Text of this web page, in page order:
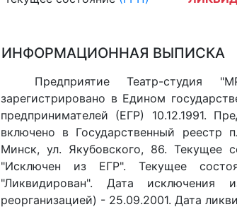
ИНФОРМАЦИОННАЯ ВЫПИСКА
Предприятие Театр-студия
зарегистрировано в Едином
предпринимателей (ЕГР) 10.12.1991.
включено в Государственный реестр
Минск, ул. Якубовского, 86. Текущее
"Исключен из ЕГР". Текущее
"Ликвидирован". Дата
реорганизацией) - 25.09.2001. Дата